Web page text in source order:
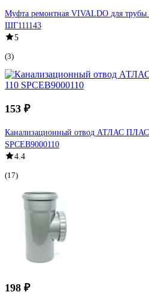
Муфта ремонтная VIVALDO для трубы
ШГ111143
5
(3)
153 ₽
Канализационный отвод АТЛАС
SPCEB9000110
4.4
(17)
198 ₽